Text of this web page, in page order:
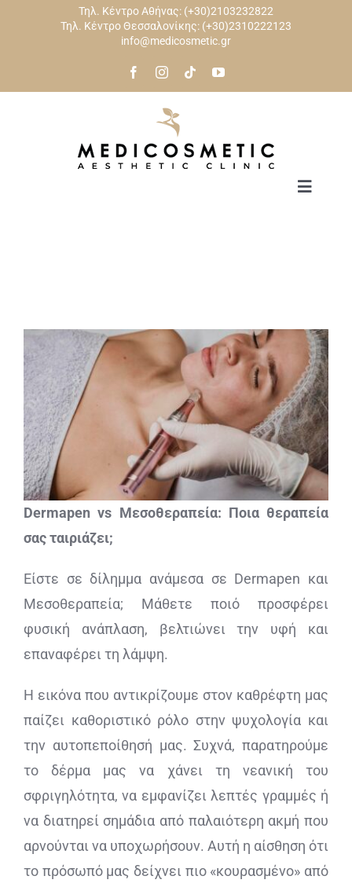
Τηλ. Κέντρο Αθήνας: (+30)2103232822
Τηλ. Κέντρο Θεσσαλονίκης: (+30)2310222123
info@medicosmetic.gr
Toggle
ΣΩΜΑ
ΔΙΑΓΝΩΣΤΙΚΕΣ ΑΝΑΛΥΣΕΙΣ
BLOG
ΕΠΙΚΟΙΝΩΝΙΑ
Dermapen vs Μεσοθεραπεία: Ποια θεραπεία
σας ταιριάζει;
Είστε σε δίλημμα ανάμεσα σε Dermapen και
Μεσοθεραπεία; Μάθετε ποιό προσφέρει
φυσική ανάπλαση, βελτιώνει την υφή και
επαναφέρει τη λάμψη.
Η εικόνα που αντικρίζουμε στον καθρέφτη μας
παίζει καθοριστικό ρόλο στην ψυχολογία και
την αυτοπεποίθησή μας. Συχνά, παρατηρούμε
το δέρμα μας να χάνει τη νεανική του
σφριγηλότητα, να εμφανίζει λεπτές γραμμές ή
να διατηρεί σημάδια από παλαιότερη ακμή που
αρνούνται να υποχωρήσουν. Αυτή η αίσθηση ότι
το πρόσωπό μας δείχνει πιο «κουρασμένο» από